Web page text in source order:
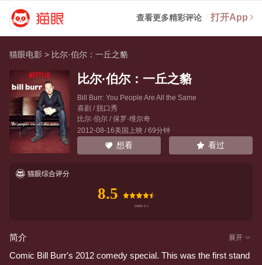
查看更多精彩评论 打开App
猫眼电影 > 比尔·伯尔：一丘之貉
比尔·伯尔：一丘之貉
Bill Burr: You People Are All the Same
喜剧 / 脱口秀
比尔·伯尔/保罗·维尔奇
2012-08-16美国上映 / 69分钟
想看 看过
猫眼综合评分
8.5
简介 展开
Comic Bill Burr's 2012 comedy special. This was the first stand